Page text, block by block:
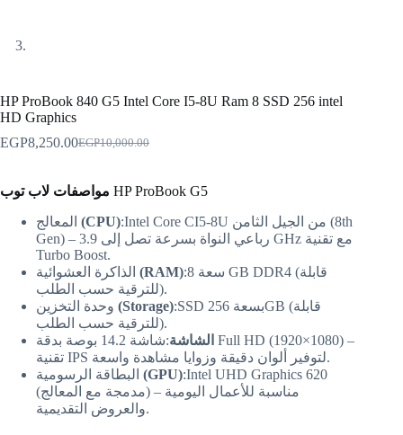
HP ProBook 840 G5 Intel Core I5-8U Ram 8 SSD 256 intel
HD Graphics
EGP10,000.00
EGP8,250.00
مواصفات لاب توب HP ProBook G5
(CPU):Intel Core CI5-8U من الجيل الثامن (8th
Gen) – رباعي النواة بسرعة تصل إلى 3.9 GHz مع تقنية
Turbo Boost.
(RAM):سعة 8 GB DDR4 (قابلة
للترقية حسب الطلب).
(Storage):SSD بسعة 256GB (قابلة
للترقية حسب الطلب).
الشاشة
:شاشة 14.2 بوصة بدقة Full HD (1920×1080) –
تقنية IPS لتوفير ألوان دقيقة وزوايا مشاهدة واسعة.
(GPU):Intel UHD Graphics 620
(مدمجة مع المعالج) – مناسبة للأعمال اليومية
والعروض التقديمية.